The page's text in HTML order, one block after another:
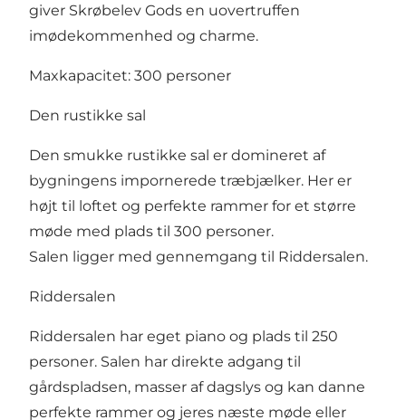
giver Skrøbelev Gods en uovertruffen
imødekommenhed og charme.
Maxkapacitet: 300 personer
Den rustikke sal
Den smukke rustikke sal er domineret af
bygningens impornerede træbjælker. Her er
højt til loftet og perfekte rammer for et større
møde med plads til 300 personer.
Salen ligger med gennemgang til Riddersalen.
Riddersalen
Riddersalen har eget piano og plads til 250
personer. Salen har direkte adgang til
gårdspladsen, masser af dagslys og kan danne
perfekte rammer og jeres næste møde eller